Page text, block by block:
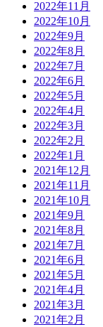
2022年11月
2022年10月
2022年9月
2022年8月
2022年7月
2022年6月
2022年5月
2022年4月
2022年3月
2022年2月
2022年1月
2021年12月
2021年11月
2021年10月
2021年9月
2021年8月
2021年7月
2021年6月
2021年5月
2021年4月
2021年3月
2021年2月